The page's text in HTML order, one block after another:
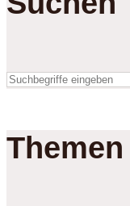
Themen